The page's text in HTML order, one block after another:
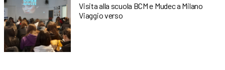
Visita alla scuola BCM e Mudec a Milano
Viaggio verso